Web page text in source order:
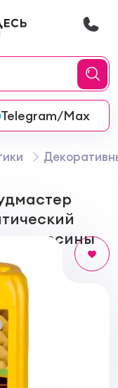
колеровка
Telegram/Max
древесины